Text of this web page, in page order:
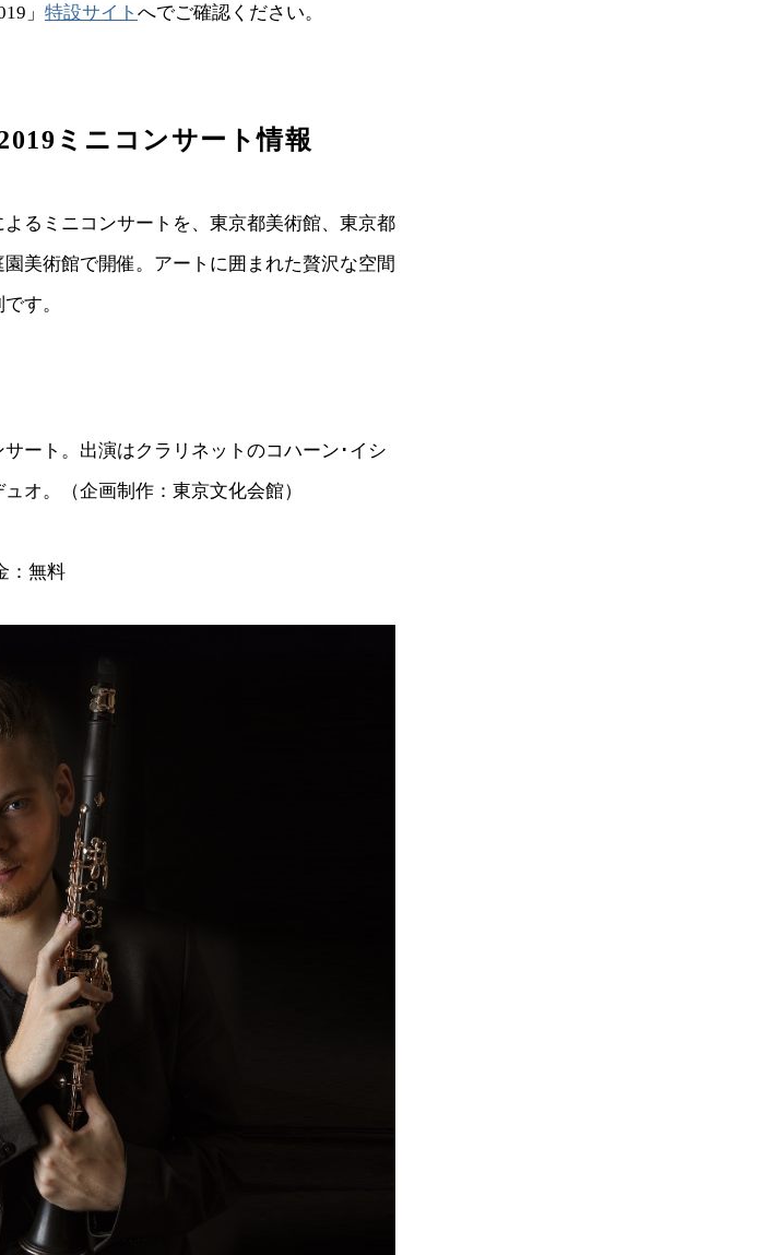
」 特設サイト へでご確認ください。
ミニコンサート情報
るミニコンサートを、東京都美術館、東京都
美術館で開催。アートに囲まれた贅沢な空間
す。
ート。出演はクラリネットのコハーン･イシ
オ。（企画制作：東京文化会館）
：無料